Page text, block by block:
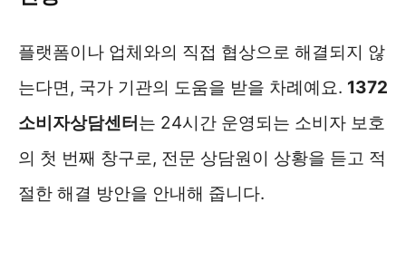
플랫폼이나 업체와의 직접 협상으로 해결되지 않
는다면, 국가 기관의 도움을 받을 차례예요. 1372
소비자상담센터 는 24시간 운영되는 소비자 보호
의 첫 번째 창구로, 전문 상담원이 상황을 듣고 적
절한 해결 방안을 안내해 줍니다.